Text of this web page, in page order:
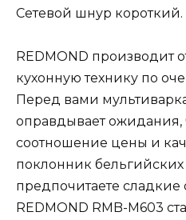
Сетевой шнур короткий.
REDMOND производит
кухонную технику по
Перед вами
оправдывает ожидания,
соотношение цены и
поклонник
предпочитаете сладкие
REDMOND RMB-M603